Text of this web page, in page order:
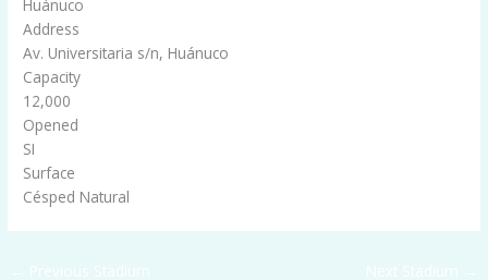
Huánuco
Address
Av. Universitaria s/n, Huánuco
Capacity
12,000
Opened
SI
Surface
Césped Natural